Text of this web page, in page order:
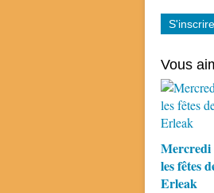
Vous
Mercredi
les fêtes
Erleak